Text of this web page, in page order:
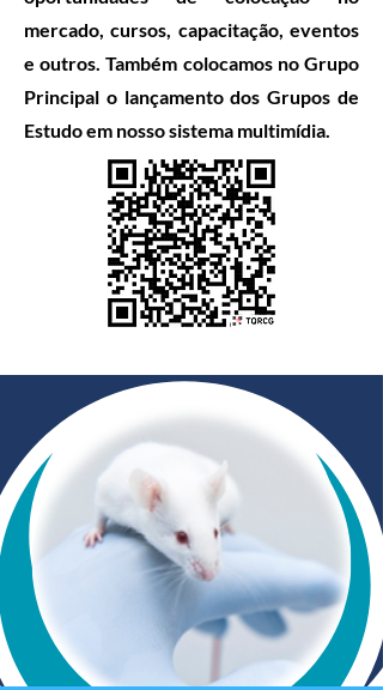
mercado, cursos, capacitação, eventos
e outros. Também colocamos no Grupo
Principal o lançamento dos Grupos de
Estudo em nosso sistema multimídia.